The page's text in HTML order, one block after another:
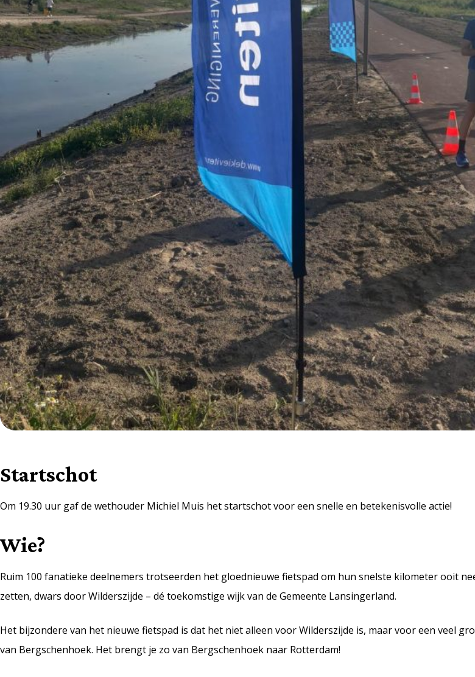
Startschot
Om 19.30 uur gaf de wethouder Michiel Muis het startschot voor een snelle en betekenisvolle actie!
Wie?
Ruim 100 fanatieke deelnemers trotseerden het gloednieuwe fietspad om hun snelste kilometer ooit
zetten, dwars door Wilderszijde – dé toekomstige wijk van de Gemeente Lansingerland.
Het bijzondere van het nieuwe fietspad is dat het niet alleen voor Wilderszijde is, maar voor een veel
van Bergschenhoek. Het brengt je zo van Bergschenhoek naar Rotterdam!